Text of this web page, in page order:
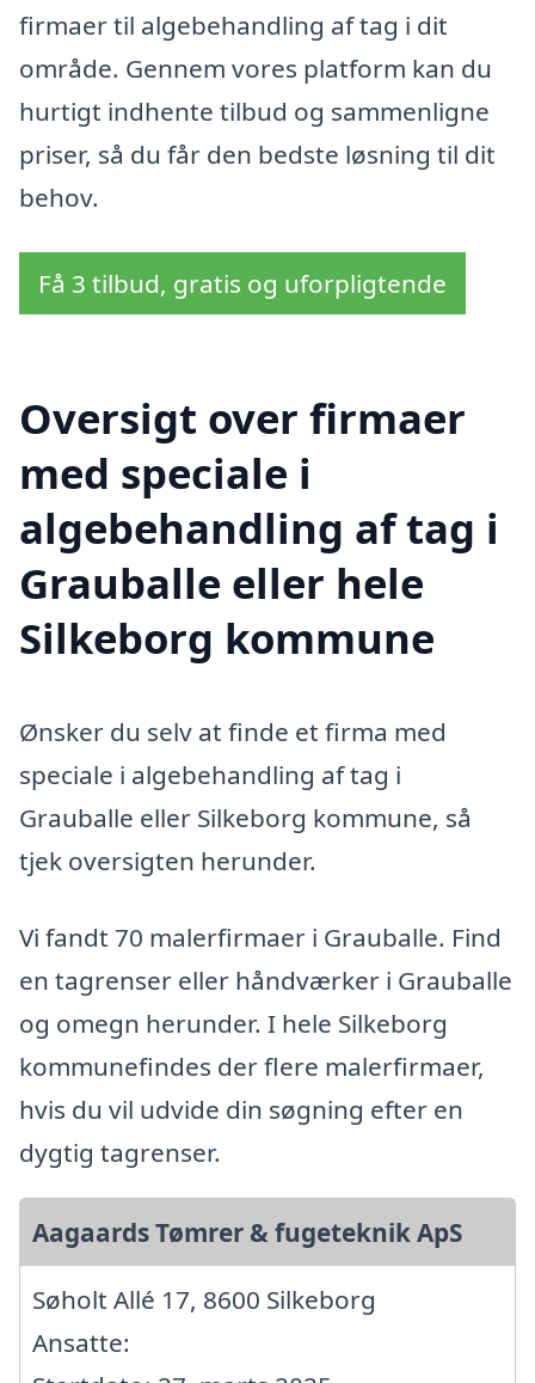
firmaer til algebehandling af tag i dit
område. Gennem vores platform kan du
hurtigt indhente tilbud og sammenligne
priser, så du får den bedste løsning til dit
behov.
Få 3 tilbud, gratis og uforpligtende
Oversigt over firmaer
med speciale i
algebehandling af tag i
Grauballe eller hele
Silkeborg kommune
Ønsker du selv at finde et firma med
speciale i algebehandling af tag i
Grauballe eller Silkeborg kommune, så
tjek oversigten herunder.
Vi fandt 70 malerfirmaer i Grauballe. Find
en tagrenser eller håndværker i Grauballe
og omegn herunder. I hele Silkeborg
kommunefindes der flere malerfirmaer,
hvis du vil udvide din søgning efter en
dygtig tagrenser.
Aagaards Tømrer & fugeteknik ApS
Søholt Allé 17, 8600 Silkeborg
Ansatte: